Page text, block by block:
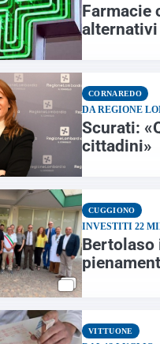
Farmacie
alternativi
CORNAREDO
DA REGIONE
Scurati:
cittadini»
CUGGIONO
INVESTITI 22
Bertolaso
VITTUONE